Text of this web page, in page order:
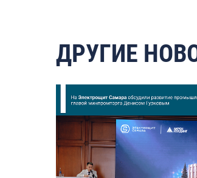
ДРУГИЕ